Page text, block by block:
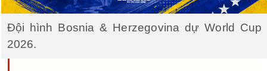
Đội hình Bosnia & Herzegovina dự World Cup
2026.